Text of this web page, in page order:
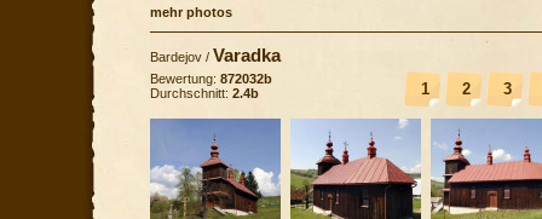
mehr photos
Bardejov / Varadka
1 2 3
Bewertung: 872032b
Durchschnitt: 2.4b